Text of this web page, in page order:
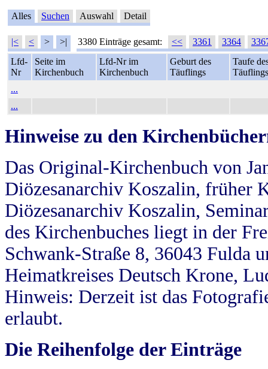
Alles Suchen Auswahl Detail
|< < > >| 3380 Einträge gesamt: << 3361 3364
Lfd-
Nr
Seite im
Kirchenbuch
Lfd-Nr im
Kirchenbuch
Geburt des
Täuflings
Taufe
Täuflings
...
...
Hinweise zu den
Das Original-Kirchenbuch von
Diözesanarchiv Koszalin, früher
Diözesanarchiv Koszalin,
des Kirchenbuches liegt in der
Schwank-Straße 8, 36043 Fulda
Heimatkreises Deutsch Krone,
Hinweis: Derzeit ist das
erlaubt.
Die Reihenfolge der Einträge